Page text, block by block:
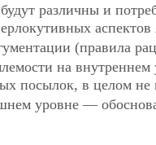
различны и
аспектов
(правила
на
посылок, в целом
уровне —